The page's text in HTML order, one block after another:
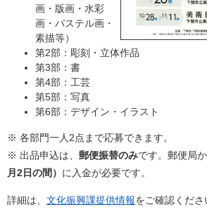
画・版画・水彩
画・パステル画・
素描等）
第2部：彫刻・立体作品
第3部：書
第4部：工芸
第5部：写真
第6部：デザイン・イラスト
※ 各部門一人2点まで応募できます。
※ 出品申込は、 郵便振替のみです。郵便局
月2日の間） に入金が必要です。
詳細は、 文化振興課提供情報をご確認くださ